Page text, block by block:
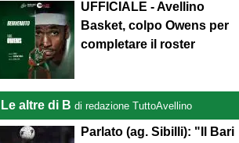
UFFICIALE - Avellino
Basket, colpo Owens per
completare il roster
Le altre di B di redazione TuttoAvellino
Parlato (ag. Sibilli): "Il Bari